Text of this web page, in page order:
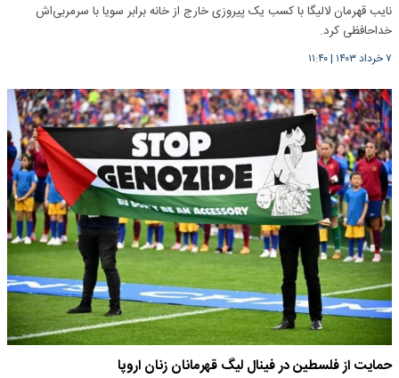
نایب قهرمان لالیگا با کسب یک پیروزی خارج از خانه برابر سویا با سرمربی‌اش
خداحافظی کرد.
۷ خرداد ۱۴۰۳ |۱۱:۴۰
حمایت از فلسطین در فینال لیگ قهرمانان زنان اروپا